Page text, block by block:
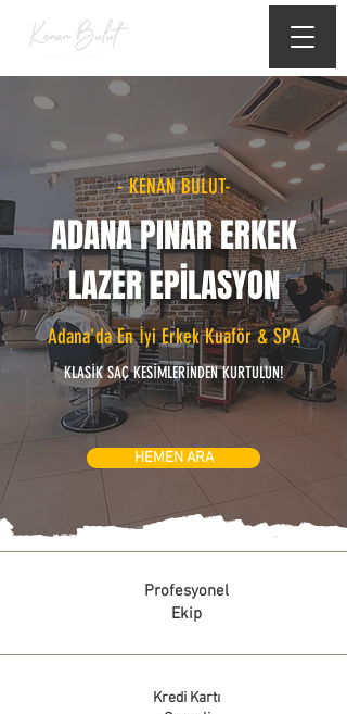
- KENAN BULUT-
ADANA PINAR ERKEK
LAZER EPİLASYON
Adana'da En İyi Erkek Kuaför & SPA
KLASİK SAÇ KESİMLERİNDEN KURTULUN!
HEMEN ARA
Profesyonel
Ekip
Kredi Kartı